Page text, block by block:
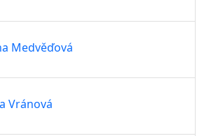
Medvěďová
Vránová